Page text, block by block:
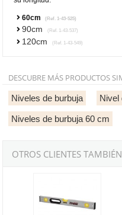
60cm (Ref. 1-43-525)
90cm (Ref. 1-43-537)
120cm (Ref. 1-43-549)
DESCUBRE MÁS PRODUCTOS
Niveles de burbuja Nivel
Niveles de burbuja 60 cm
OTROS CLIENTES